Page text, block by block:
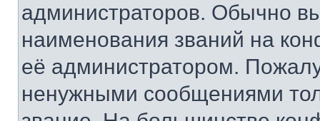
администраторов. Обычно
наименования званий на
её администратором.
ненужными сообщениями